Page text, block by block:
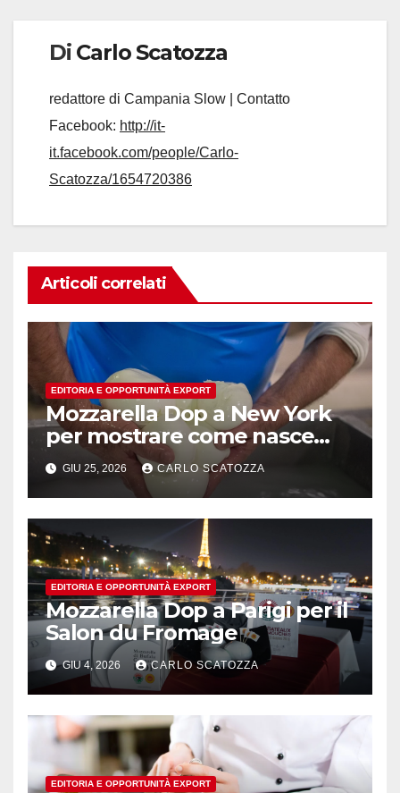
Di Carlo Scatozza
redattore di Campania Slow | Contatto
Facebook: http://it-
it.facebook.com/people/Carlo-
Scatozza/1654720386
Articoli correlati
EDITORIA E OPPORTUNITÀ EXPORT
Mozzarella Dop a New York
per mostrare come nasce
l’oro bianco del sud
GIU 25, 2026 CARLO SCATOZZA
EDITORIA E OPPORTUNITÀ EXPORT
Mozzarella Dop a Parigi per il
Salon du Fromage
GIU 4, 2026 CARLO SCATOZZA
EDITORIA E OPPORTUNITÀ EXPORT